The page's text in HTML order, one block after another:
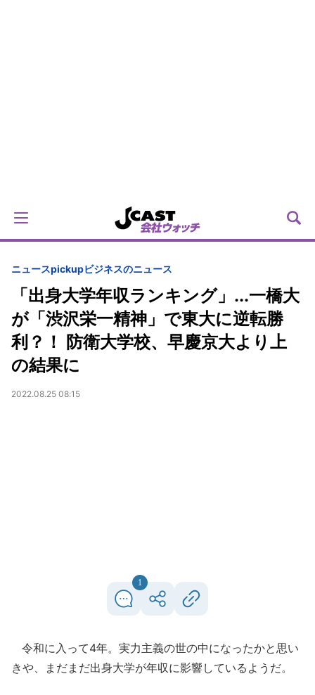
ニュースpickupビジネスのニュース
「出身大学年収ランキング」...一橋大
が「渋沢栄一精神」で東大に逆転勝
利？！ 防衛大学校、早慶京大より上
の結果に
2022.08.25 08:15
1
令和に入って4年。実力主義の世の中になったかと思い
きや、まだまだ出身大学が年収に影響しているようだ。